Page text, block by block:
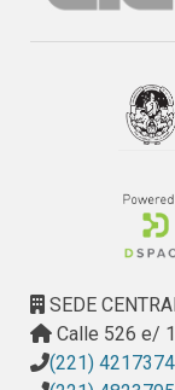
SEDE
Calle 526 e/
(221) 4217374